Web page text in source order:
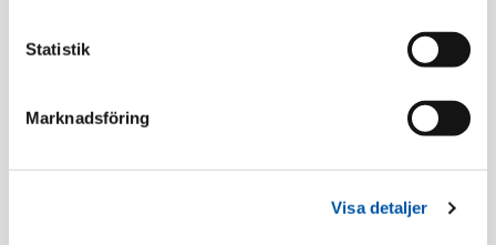
Statistik
Marknadsföring
Visa detaljer
Specifikation